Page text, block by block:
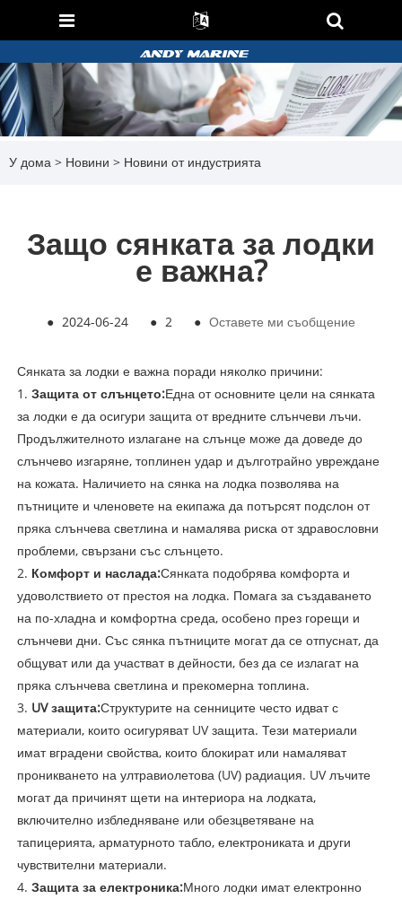
У дома > Новини > Новини от индустрията
Защо сянката за лодки
е важна?
● 2024-06-24 ● 2 ● Оставете ми съобщение
Сянката за лодки е важна поради няколко причини:
1. Защита от слънцето:Една от основните цели на сянката
за лодки е да осигури защита от вредните слънчеви лъчи.
Продължителното излагане на слънце може да доведе до
слънчево изгаряне, топлинен удар и дълготрайно увреждане
на кожата. Наличието на сянка на лодка позволява на
пътниците и членовете на екипажа да потърсят подслон от
пряка слънчева светлина и намалява риска от здравословни
проблеми, свързани със слънцето.
2. Комфорт и наслада:Сянката подобрява комфорта и
удоволствието от престоя на лодка. Помага за създаването
на по-хладна и комфортна среда, особено през горещи и
слънчеви дни. Със сянка пътниците могат да се отпуснат, да
общуват или да участват в дейности, без да се излагат на
пряка слънчева светлина и прекомерна топлина.
3. UV защита:Структурите на сенниците често идват с
материали, които осигуряват UV защита. Тези материали
имат вградени свойства, които блокират или намаляват
проникването на ултравиолетова (UV) радиация. UV лъчите
могат да причинят щети на интериора на лодката,
включително избледняване или обезцветяване на
тапицерията, арматурното табло, електрониката и други
чувствителни материали.
4. Защита за електроника:Много лодки имат електронно